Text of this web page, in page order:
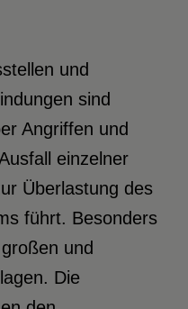
und
sind
Angriffen und
einzelner
Überlastung des
führt. Besonders
und
Die